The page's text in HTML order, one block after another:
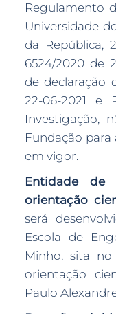
Regulamento
Universidade
da República,
6524/2020 de
de declaração
22-06-2021 e
Investigação,
Fundação para
em vigor.
Entidade de
orientação
será
Escola de
Minho, sita
orientação
Paulo